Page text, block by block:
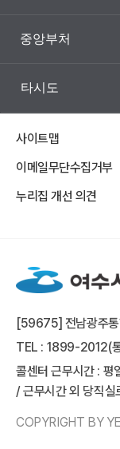
중앙부처
타시도
사이트맵
이메일무단수집거부
누리집 개선 의견
[59675] 전남광주통
TEL : 1899-2012(
콜센터 근무시간 :
/ 근무시간 외 당직실
COPYRIGHT BY